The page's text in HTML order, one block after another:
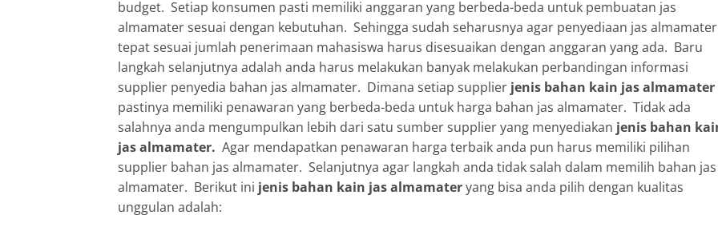
budget. Setiap konsumen pasti memiliki anggaran yang berbeda-beda untuk pembuatan jas
almamater sesuai dengan kebutuhan. Sehingga sudah seharusnya agar penyediaan jas almamater
tepat sesuai jumlah penerimaan mahasiswa harus disesuaikan dengan anggaran yang ada. Baru
langkah selanjutnya adalah anda harus melakukan banyak melakukan perbandingan informasi
supplier penyedia bahan jas almamater. Dimana setiap supplier jenis bahan kain jas almamater
pastinya memiliki penawaran yang berbeda-beda untuk harga bahan jas almamater. Tidak ada
salahnya anda mengumpulkan lebih dari satu sumber supplier yang menyediakan jenis bahan
jas almamater. Agar mendapatkan penawaran harga terbaik anda pun harus memiliki pilihan
supplier bahan jas almamater. Selanjutnya agar langkah anda tidak salah dalam memilih bahan jas
almamater. Berikut ini jenis bahan kain jas almamateryang bisa anda pilih dengan kualitas
unggulan adalah: